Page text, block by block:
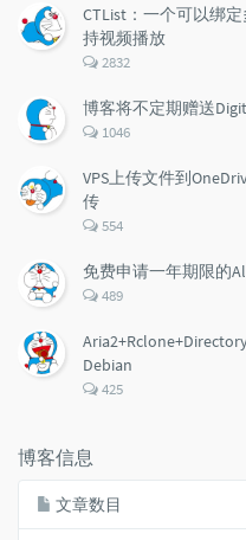
CTList：一个可以绑
持视频播放
评
数：
2832
博客将不定期赠送
评
数：
1046
VPS上传文件到
传
评
数：
554
免费申请一年期限的
评
数：
489
Debian
评
425
博客信息
文章数目